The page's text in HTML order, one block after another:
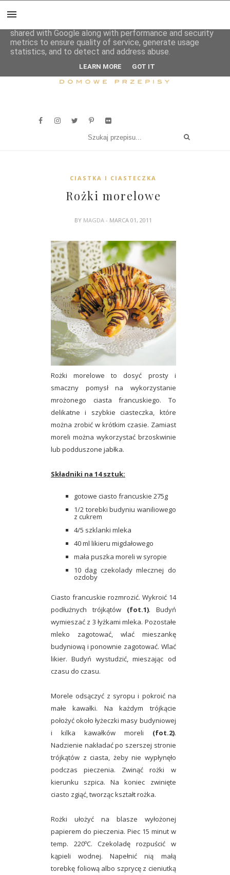
CIASTKA I CIASTECZKA
Rożki morelowe
BY MAGDA- MARCA 01, 2011
Rożki morelowe to dosyć prosty i
smaczny pomysł na wykorzystanie
mrożonego ciasta francuskiego. To
delikatne i szybkie ciasteczka, które
można zrobić w krótkim czasie. Zamiast
moreli można wykorzystać brzoskwinie
lub podduszone jabłka.
Składniki na 14 sztuk:
gotowe ciasto francuskie 275g
1/2 torebki budyniu waniliowego
z cukrem
4/5 szklanki mleka
40 ml likieru migdałowego
mała puszka moreli w syropie
10 dag czekolady mlecznej do
ozdoby
Ciasto francuskie rozmrozić. Wykroić 14
podłużnych trójkątów (fot.1). Budyń
wymieszać z 3 łyżkami mleka. Pozostałe
mleko zagotować, wlać mieszankę
budyniową i ponownie zagotować. Wlać
likier. Budyń wystudzić, mieszając od
czasu do czasu.
Morele odsączyć z syropu i pokroić na
małe kawałki. Na każdym trójkącie
położyć około łyżeczki masy budyniowej
i kilka kawałków moreli (fot.2).
Nadzienie nakładać po szerszej stronie
trójkątów z ciasta, żeby nie wypłynęło
podczas pieczenia. Zwinąć rożki w
kierunku szpica. Na koniec zwinięte
ciasto zgiąć, tworząc kształt rożka.
Rożki ułożyć na blasze wyłożonej
papierem do pieczenia. Piec 15 minut w
temp. 220ºC. Czekoladę rozpuścić w
kąpieli wodnej. Napełnić nią małą
torebkę foliową albo szprycę z cieniutką
This site uses cookies from Google to deliver its services
shared with Google along with performance and security
metrics to ensure quality of service, generate usage
statistics, and to detect and address abuse.
LEARN MORE GOT IT